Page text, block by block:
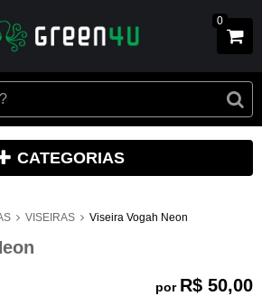
0
CATEGORIAS
VISEIRAS Viseira Vogah Neon
por R$ 50,00